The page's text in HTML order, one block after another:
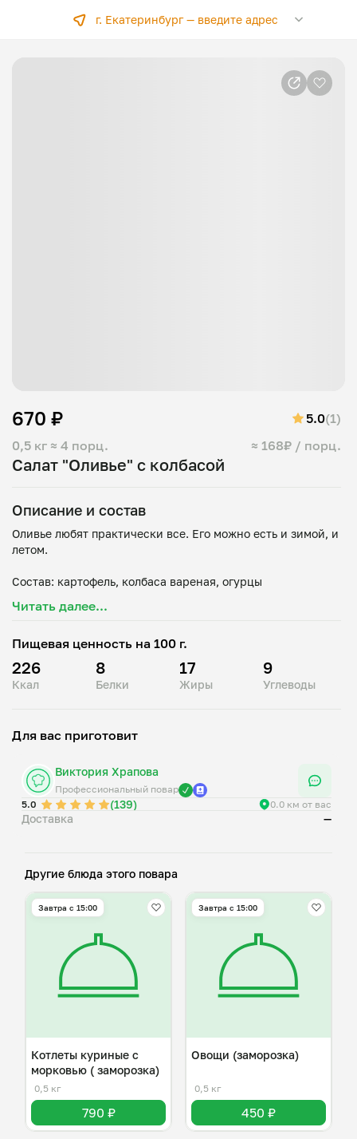
г. Екатеринбург —введите адрес
Салат "Оливье" с колбасой
0,5 кг ≈ 4 порц. ≈ 168₽ / порц.
670 ₽ 5.0(1)
Описание и состав
Оливье любят практически все. Его можно есть и зимой, и
летом.
Состав: картофель, колбаса вареная, огурцы
Читать далее...
Пищевая ценность на 100 г.
226
Ккал
8
Белки
17
Жиры
9
Углеводы
Для вас приготовит
Виктория Храпова
Профессиональный повар
5.0
(139) 0.0 км от вас
Доставка —
Другие блюда этого повара
Завтра c 15:00
Котлеты куриные с
морковью ( заморозка)
0,5 кг
790 ₽
Завтра c 15:00
Овощи (заморозка)
0,5 кг
450 ₽